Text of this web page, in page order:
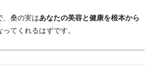
、 桑の実はあなたの美容と健康を根本から
って くれるはずです。